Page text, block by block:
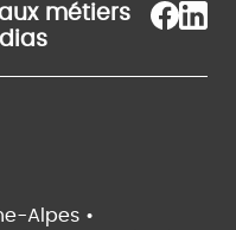
métiers
Alpes •